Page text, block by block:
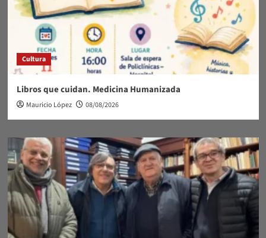
Cultura
Libros que cuidan. Medicina Humanizada
Mauricio López 08/08/2026